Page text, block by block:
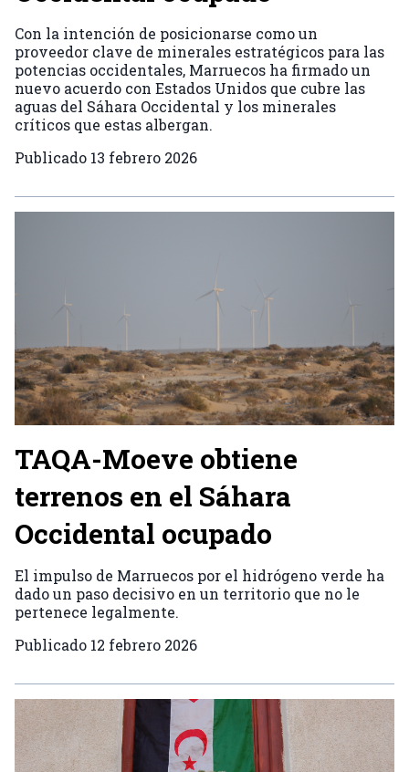
Con la intención de posicionarse como un
proveedor clave de minerales estratégicos para las
potencias occidentales, Marruecos ha firmado un
nuevo acuerdo con Estados Unidos que cubre las
aguas del Sáhara Occidental y los minerales
críticos que estas albergan.
Publicado 13 febrero 2026
TAQA-Moeve obtiene
terrenos en el Sáhara
Occidental ocupado
El impulso de Marruecos por el hidrógeno verde ha
dado un paso decisivo en un territorio que no le
pertenece legalmente.
Publicado 12 febrero 2026